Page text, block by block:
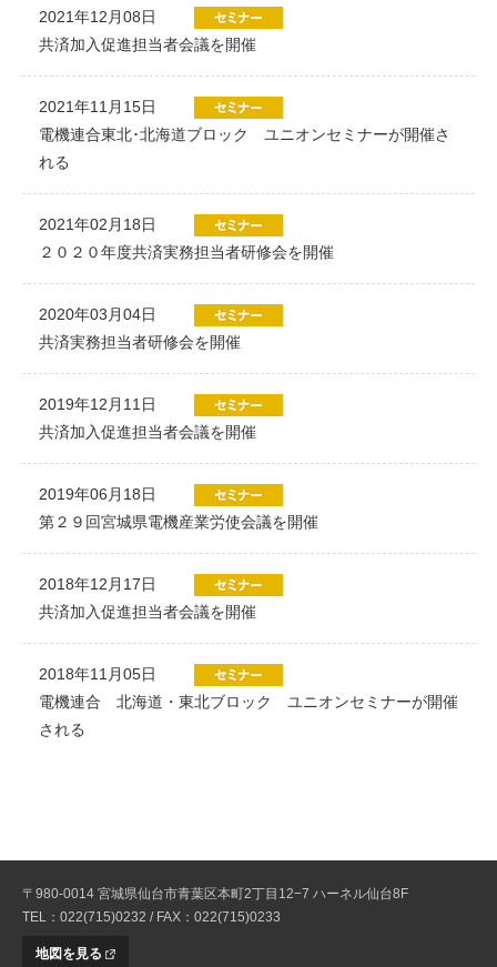
2021年12月08日
共済加入促進担当者会議を開催
2021年11月15日
電機連合東北･北海道ブロック ユニオンセミナーが開催さ
れる
2021年02月18日
２０２０年度共済実務担当者研修会を開催
2020年03月04日
共済実務担当者研修会を開催
2019年12月11日
共済加入促進担当者会議を開催
2019年06月18日
第２９回宮城県電機産業労使会議を開催
2018年12月17日
共済加入促進担当者会議を開催
2018年11月05日
電機連合 北海道・東北ブロック ユニオンセミナーが開催
される
〒980-0014 宮城県仙台市青葉区本町2丁目12−7 ハーネル仙台8F
TEL：022(715)0232 / FAX：022(715)0233
地図を見る